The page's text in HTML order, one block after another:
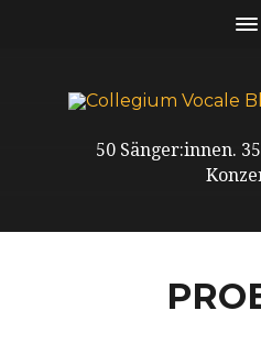
50 Sänger:innen.